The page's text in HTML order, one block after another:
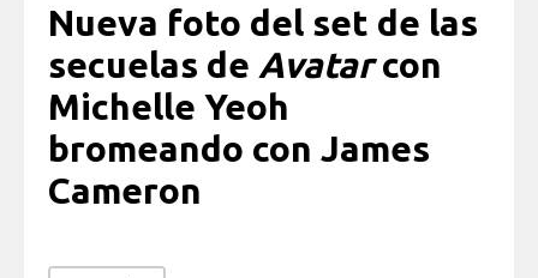
Nueva foto del set de las
secuelas de Avatarcon
Michelle Yeoh
bromeando con James
Cameron